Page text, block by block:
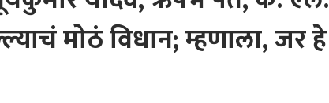
मोठं विधान; म्हणाला, जर हे
ट्रॅफिक आणि
पुन्हा मुदतवाढ;
गाड्यांवर होणार
नागरिकांकडून नराधमाला
चोप, शहरात आज कडकडीत
हातमोजे सापडले,
पोलिसांसमोर आरोपीचा माज
कायम